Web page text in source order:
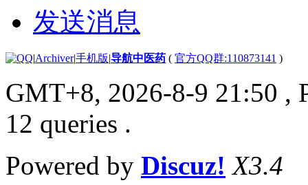
发送消息
|Archiver|手机版|导航中医药 ( 官方QQ群:110873141 )
GMT+8, 2026-8-9 21:50 ,
12 queries .
Powered by Discuz! X3.4